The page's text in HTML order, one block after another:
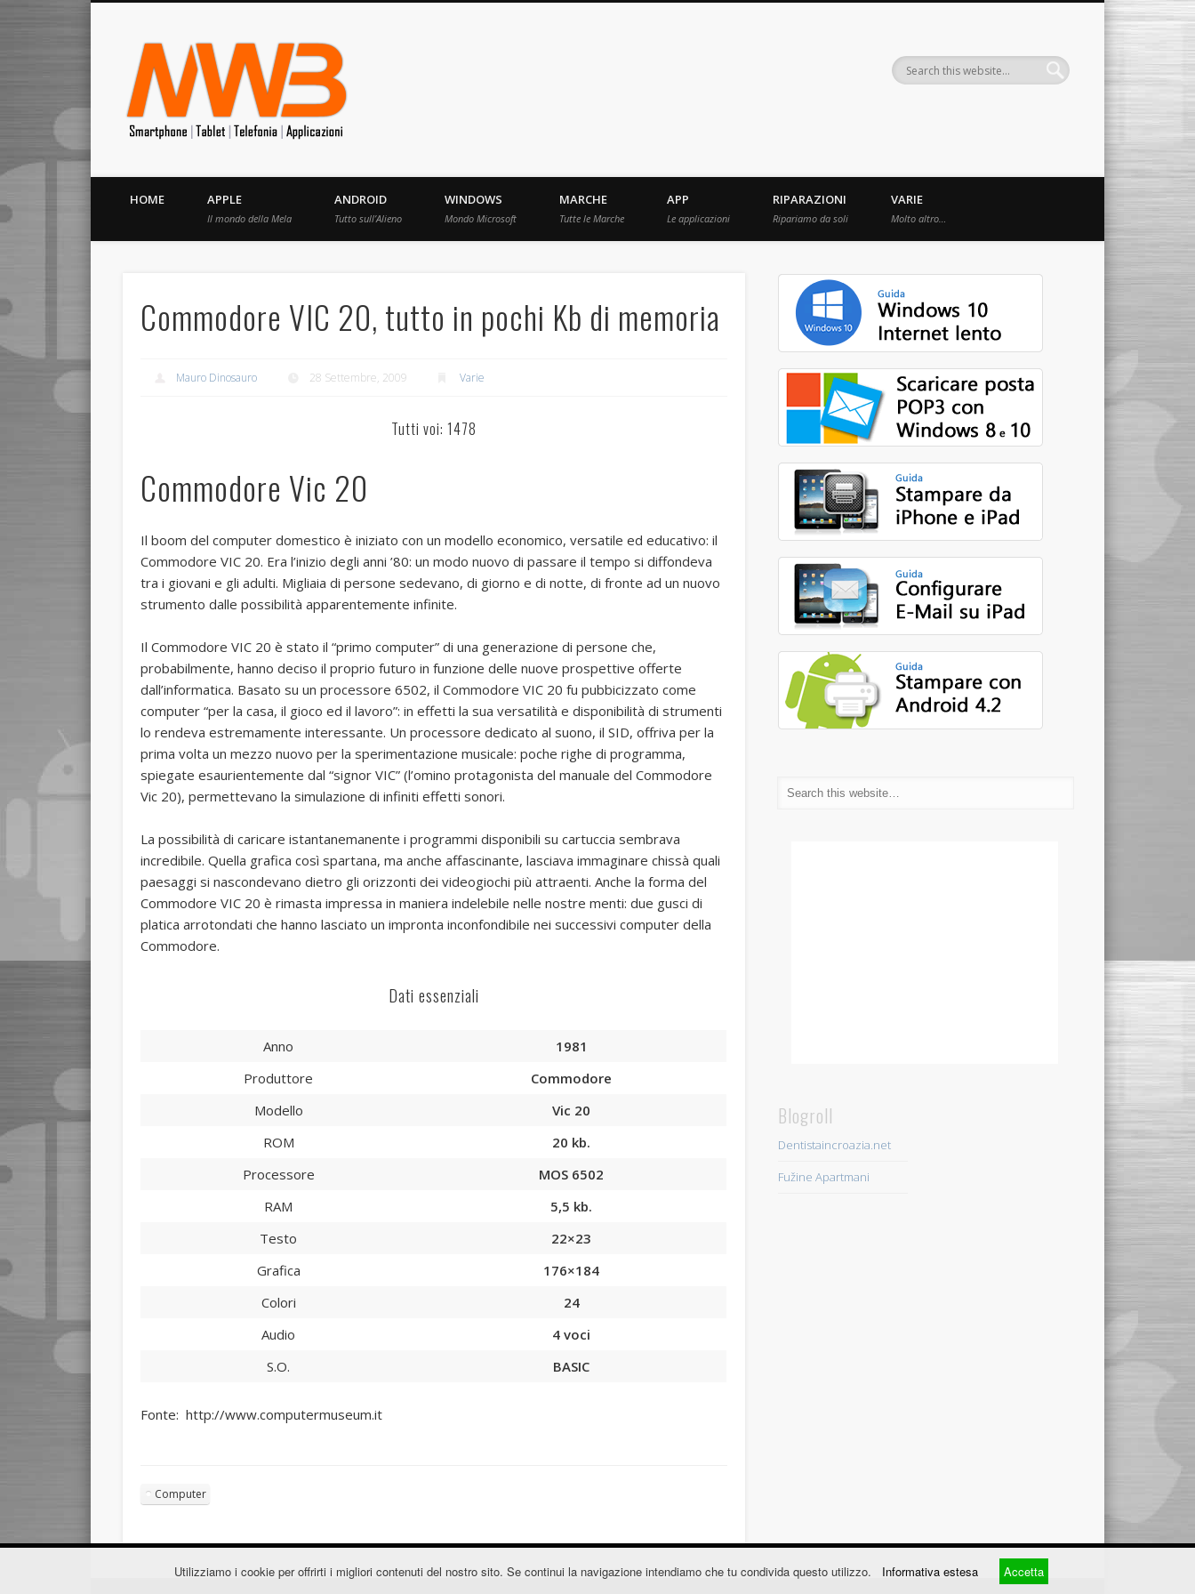
Siete appassionati di telefonia? I migliori Video, Recensioni e Prove raccolti in Rete.
HOME APPLE
Il mondo della Mela
ANDROID
Tutto sull’Alieno
WINDOWS
Mondo Microsoft
MARCHE
Tutte le Marche
APP
Le applicazioni
RIPARAZIONI
Ripariamo da soli
VARIE
Molto altro…
Commodore VIC 20, tutto in pochi Kb di memoria
Mauro Dinosauro 28 Settembre, 2009 Varie
Tutti voi: 1478
Commodore Vic 20
Il boom del computer domestico è iniziato con un modello economico, versatile ed educativo: il
Commodore VIC 20. Era l’inizio degli anni ’80: un modo nuovo di passare il tempo si diffondeva
tra i giovani e gli adulti. Migliaia di persone sedevano, di giorno e di notte, di fronte ad un nuovo
strumento dalle possibilità apparentemente infinite.
Il Commodore VIC 20 è stato il “primo computer” di una generazione di persone che,
probabilmente, hanno deciso il proprio futuro in funzione delle nuove prospettive offerte
dall’informatica. Basato su un processore 6502, il Commodore VIC 20 fu pubbicizzato come
computer “per la casa, il gioco ed il lavoro”: in effetti la sua versatilità e disponibilità di strumenti
lo rendeva estremamente interessante. Un processore dedicato al suono, il SID, offriva per la
prima volta un mezzo nuovo per la sperimentazione musicale: poche righe di programma,
spiegate esaurientemente dal “signor VIC” (l’omino protagonista del manuale del Commodore
Vic 20), permettevano la simulazione di infiniti effetti sonori.
La possibilità di caricare istantanemanente i programmi disponibili su cartuccia sembrava
incredibile. Quella grafica così spartana, ma anche affascinante, lasciava immaginare chissà quali
paesaggi si nascondevano dietro gli orizzonti dei videogiochi più attraenti. Anche la forma del
Commodore VIC 20 è rimasta impressa in maniera indelebile nelle nostre menti: due gusci di
platica arrotondati che hanno lasciato un impronta inconfondibile nei successivi computer della
Commodore.
Dati essenziali
Anno
1981
Produttore
Commodore
Modello
Vic 20
ROM
20 kb.
Processore
MOS 6502
RAM
5,5 kb.
Testo
22×23
Grafica
176×184
Colori
24
Audio
4 voci
S.O.
BASIC
Fonte: http://www.computermuseum.it
Computer
Blogroll
Dentistaincroazia.net
Fužine Apartmani
Utilizziamo i cookie per offrirti i migliori contenuti del nostro sito. Se continui la navigazione intendiamo che tu condivida questo utilizzo. Informativa estesa Accetta